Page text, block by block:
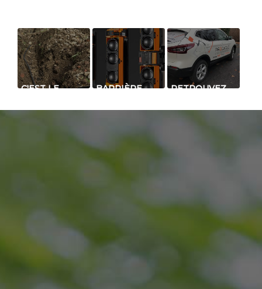
C'EST LE
BARRIÈRE
EFFICACE ET
RETROUVEZ